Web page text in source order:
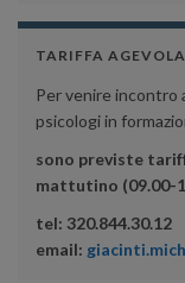
TARIFFA
Per venire incontro
psicologi in
sono previste
mattutino (09.00-
tel: 320.844.30.12
email: